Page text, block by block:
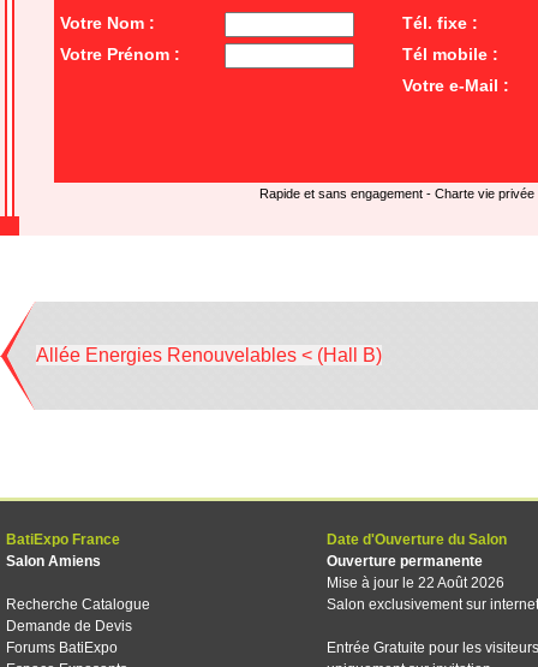
Votre Nom :
Tél. fixe :
Votre Prénom :
Tél mobile :
Votre e-Mail :
Rapide et sans engagement - Charte vie privée
Allée Energies Renouvelables < (Hall B)
BatiExpo France
Salon Amiens
Recherche Catalogue
Demande de Devis
Forums BatiExpo
Date d'Ouverture du Salon
Ouverture permanente
Mise à jour le 22 Août 2026
Salon exclusivement sur internet
Entrée Gratuite pour les visiteurs